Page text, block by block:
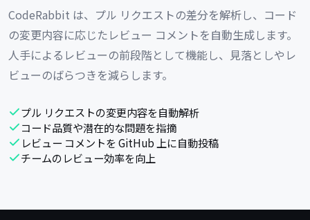
CodeRabbit は、プル リクエストの差分を解析し、コード
の変更内容に応じたレビュー コメントを自動生成します。
人手によるレビューの前段階として機能し、見落としやレ
ビューのばらつきを減らします。
プル リクエストの変更内容を自動解析
コード品質や潜在的な問題を指摘
レビュー コメントを GitHub 上に自動投稿
チームのレビュー効率を向上